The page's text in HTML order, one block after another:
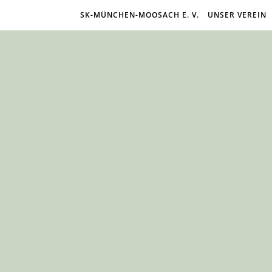
SK-MÜNCHEN-MOOSACH E. V. UNSER VEREIN